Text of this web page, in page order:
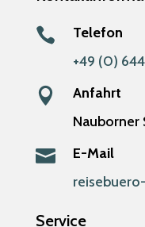

Telefon
+49 (0)

Anfahrt
Nauborner

E-Mail
Service